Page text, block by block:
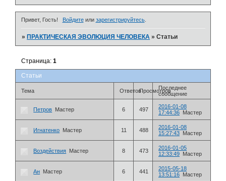
Привет, Гость! Войдитеили зарегистрируйтесь.
» ПРАКТИЧЕСКАЯ ЭВОЛЮЦИЯ ЧЕЛОВЕКА »Статьи
Статьи
Страница:1
Тема ОтветовПросмотровПоследнее
сообщение
Петров Мастер 6 497
2016-01-08
17:44:36 Мастер
Игнатенко Мастер 11 488
2016-01-08
15:27:43 Мастер
Воздействия Мастер 8 473
2016-01-05
12:33:49 Мастер
Ан Мастер 6 441
2015-05-18
13:51:16 Мастер